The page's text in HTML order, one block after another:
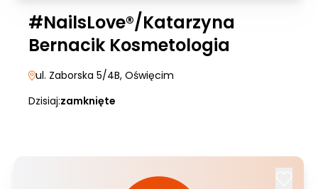
#NailsLove®/Katarzyna
Bernacik Kosmetologia
ul. Zaborska 5/4B, Oświęcim
Dzisiaj:zamknięte